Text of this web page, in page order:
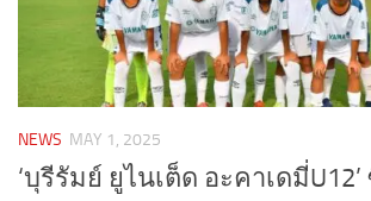
NEWS MAY 1, 2025
‘บุรีรัมย์ ยูไนเต็ด อะคาเดมี่